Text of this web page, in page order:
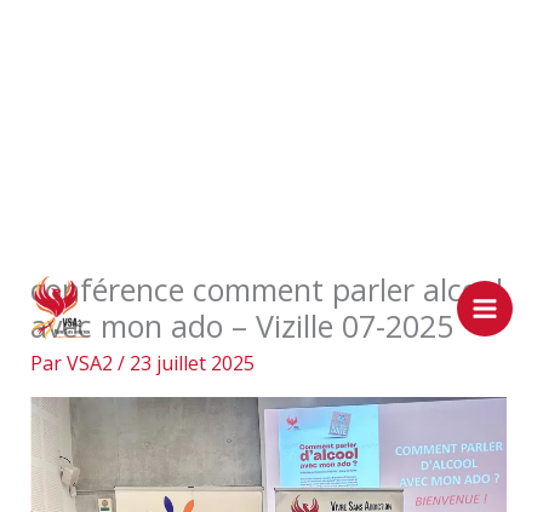
contenu
conférence comment parler alcool
avec mon ado – Vizille 07-2025
ParVSA2 / 23 juillet 2025